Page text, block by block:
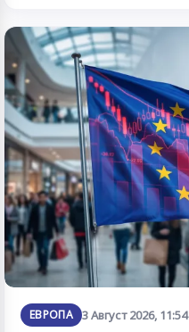
ЕВРОПА 3 Август 2026, 11:54